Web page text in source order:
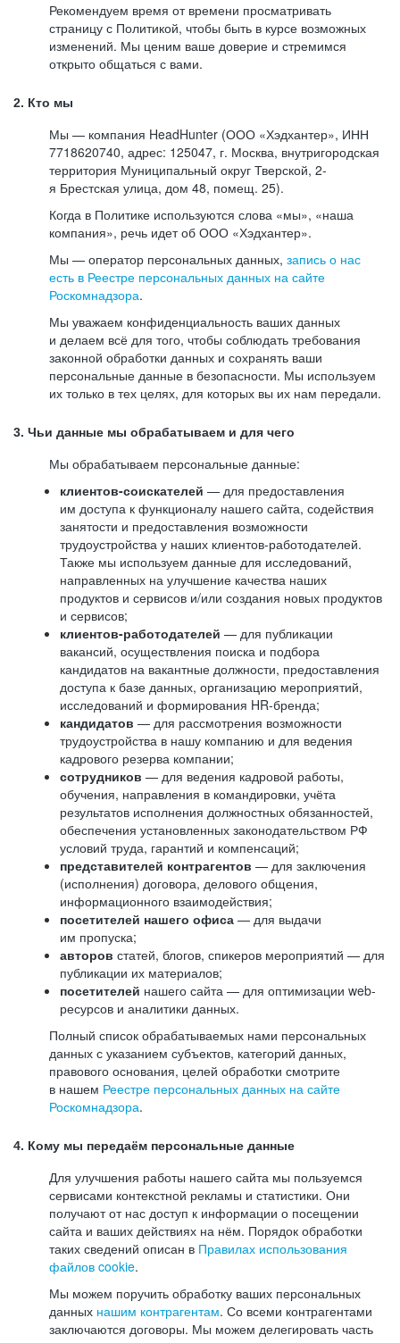
Рекомендуем время от времени просматривать
страницу с Политикой, чтобы быть в курсе возможных
изменений. Мы ценим ваше доверие и стремимся
открыто общаться с вами.
2. Кто мы
Мы — компания HeadHunter (ООО «Хэдхантер», ИНН
7718620740, адрес: 125047, г. Москва, внутригородская
территория Муниципальный округ Тверской, 2-
я Брестская улица, дом 48, помещ. 25).
Когда в Политике используются слова «мы», «наша
компания», речь идет об ООО «Хэдхантер».
Мы — оператор персональных данных, запись о нас
есть в Реестре персональных данных на сайте
Роскомнадзора.
Мы уважаем конфиденциальность ваших данных
и делаем всё для того, чтобы соблюдать требования
законной обработки данных и сохранять ваши
персональные данные в безопасности. Мы используем
их только в тех целях, для которых вы их нам передали.
3. Чьи данные мы обрабатываем и для чего
Мы обрабатываем персональные данные:
клиентов-соискателей — для предоставления
им доступа к функционалу нашего сайта, содействия
занятости и предоставления возможности
трудоустройства у наших клиентов-работодателей.
Также мы используем данные для исследований,
направленных на улучшение качества наших
продуктов и сервисов и/или создания новых продуктов
и сервисов;
клиентов-работодателей — для публикации
вакансий, осуществления поиска и подбора
кандидатов на вакантные должности, предоставления
доступа к базе данных, организацию мероприятий,
исследований и формирования HR-бренда;
кандидатов — для рассмотрения возможности
трудоустройства в нашу компанию и для ведения
кадрового резерва компании;
сотрудников — для ведения кадровой работы,
обучения, направления в командировки, учёта
результатов исполнения должностных обязанностей,
обеспечения установленных законодательством РФ
условий труда, гарантий и компенсаций;
представителей контрагентов — для заключения
(исполнения) договора, делового общения,
информационного взаимодействия;
посетителей нашего офиса — для выдачи
им пропуска;
авторов статей, блогов, спикеров мероприятий — для
публикации их материалов;
посетителей нашего сайта — для оптимизации web-
ресурсов и аналитики данных.
Полный список обрабатываемых нами персональных
данных с указанием субъектов, категорий данных,
правового основания, целей обработки смотрите
в нашем Реестре персональных данных на сайте
Роскомнадзора.
4. Кому мы передаём персональные данные
Для улучшения работы нашего сайта мы пользуемся
сервисами контекстной рекламы и статистики. Они
получают от нас доступ к информации о посещении
сайта и ваших действиях на нём. Порядок обработки
таких сведений описан в Правилах использования
файлов cookie.
Мы можем поручить обработку ваших персональных
данных нашим контрагентам. Со всеми контрагентами
заключаются договоры. Мы можем делегировать часть